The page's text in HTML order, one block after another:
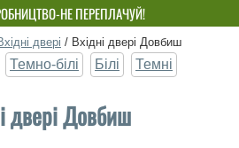
НЕ ПЕРЕПЛАЧУЙ!
двері / Вхідні двері Довбиш
Темно-білі Білі Темні
двері Довбиш